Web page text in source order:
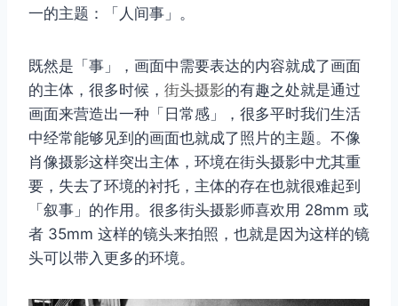
一的主题：「人间事」。
既然是「事」，画面中需要表达的内容就成了画面
的主体，很多时候， 街头摄影的有趣之处就是通过
画面来营造出一种「日常感」，很多平时我们生活
中经常能够见到的画面也就成了照片的主题。不像
肖像摄影这样突出主体，环境在街头摄影中尤其重
要，失去了环境的衬托，主体的存在也就很难起到
「叙事」的作用。很多街头摄影师喜欢用 28mm 或
者 35mm 这样的镜头来拍照，也就是因为这样的镜
头可以带入更多的环境。